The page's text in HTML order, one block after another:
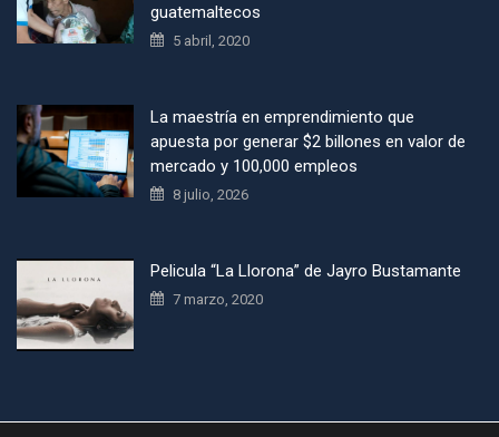
guatemaltecos
5 abril, 2020
La maestría en emprendimiento que
apuesta por generar $2 billones en valor de
mercado y 100,000 empleos
8 julio, 2026
Pelicula “La Llorona” de Jayro Bustamante
7 marzo, 2020